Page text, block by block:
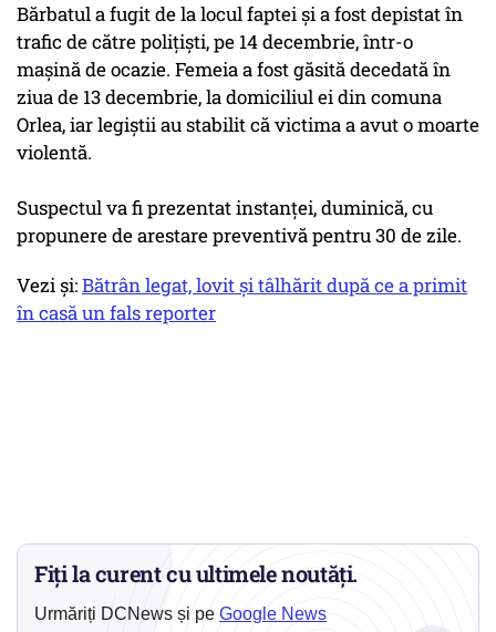
Bărbatul a fugit de la locul faptei şi a fost depistat în
trafic de către poliţişti, pe 14 decembrie, într-o
maşină de ocazie. Femeia a fost găsită decedată în
ziua de 13 decembrie, la domiciliul ei din comuna
Orlea, iar legiştii au stabilit că victima a avut o moarte
violentă.
Suspectul va fi prezentat instanţei, duminică, cu
propunere de arestare preventivă pentru 30 de zile.
Vezi și:Bătrân legat, lovit și tâlhărit după ce a primit
în casă un fals reporter
Fiți la curent cu ultimele noutăți.
Urmăriți DCNews și pe Google News